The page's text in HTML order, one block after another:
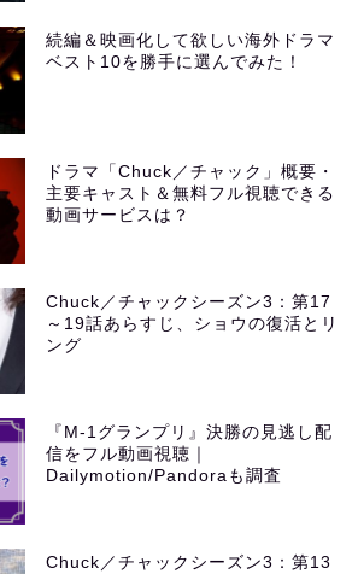
続編＆映画化して欲しい海外ドラマ
ベスト10を勝手に選んでみた！
ドラマ「Chuck／チャック」概要・
主要キャスト＆無料フル視聴できる
動画サービスは？
Chuck／チャックシーズン3：第17
～19話あらすじ、ショウの復活とリ
ング
『M-1グランプリ』決勝の見逃し配
信をフル動画視聴｜
Dailymotion/Pandoraも調査
Chuck／チャックシーズン3：第13